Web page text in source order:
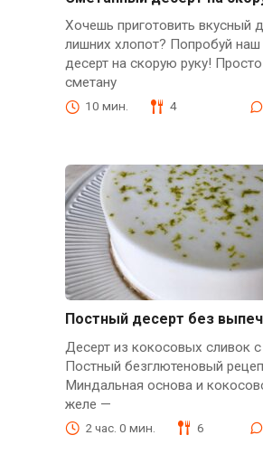
Хочешь приготовить вкусный
лишних хлопот? Попробуй
десерт на скорую руку!
сметану
10 мин. 4
Постный десерт без
Десерт из кокосовых сливок
Постный безглютеновый
Миндальная основа и
желе —
2 час. 0 мин. 6